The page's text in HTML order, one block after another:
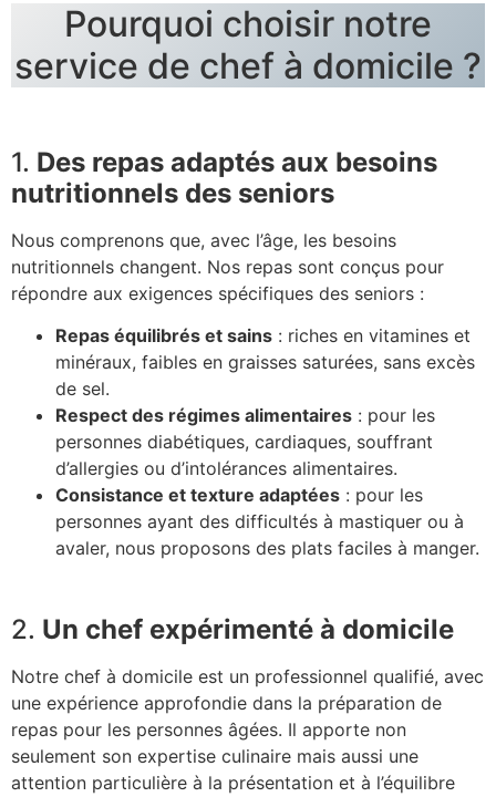
Pourquoi choisir notre
service de chef à domicile ?
1. Des repas adaptés aux besoins
nutritionnels des seniors
Nous comprenons que, avec l’âge, les besoins
nutritionnels changent. Nos repas sont conçus pour
répondre aux exigences spécifiques des seniors :
Repas équilibrés et sains : riches en vitamines et
minéraux, faibles en graisses saturées, sans excès
de sel.
Respect des régimes alimentaires : pour les
personnes diabétiques, cardiaques, souffrant
d’allergies ou d’intolérances alimentaires.
Consistance et texture adaptées : pour les
personnes ayant des difficultés à mastiquer ou à
avaler, nous proposons des plats faciles à manger.
2. Un chef expérimenté à domicile
Notre chef à domicile est un professionnel qualifié, avec
une expérience approfondie dans la préparation de
repas pour les personnes âgées. Il apporte non
seulement son expertise culinaire mais aussi une
attention particulière à la présentation et à l’équilibre